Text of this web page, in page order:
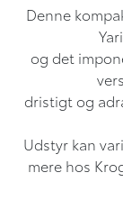
Denne
og det
dristigt og
Udstyr kan
mere hos